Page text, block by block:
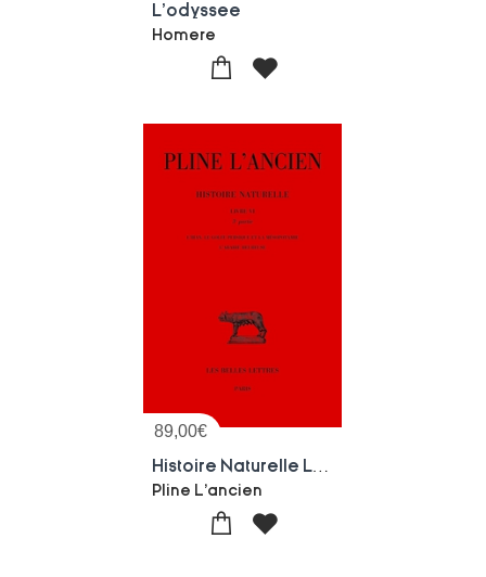
L'odyssee
Homere
89,00€
Pline L'ancien